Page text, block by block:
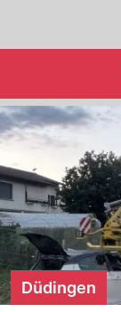
Düdingen